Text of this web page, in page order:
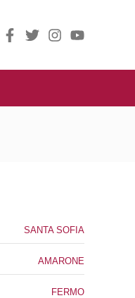
SANTA SOFIA
AMARONE
FERMO